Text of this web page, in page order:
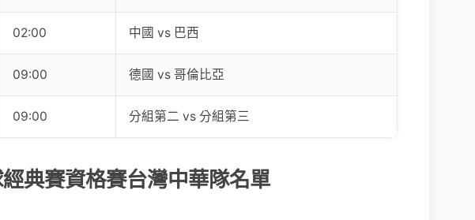
02:00 中國 vs 巴西
09:00 德國 vs 哥倫比亞
09:00 分組第二 vs 分組第三
典賽資格賽台灣中華隊名單